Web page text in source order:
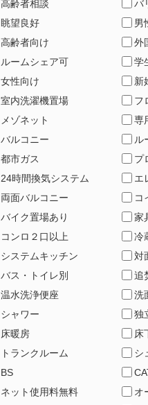
高齢者相談
バ
眺望良好
男
高齢者向け
外
ルームシェア可
学
女性向け
新
室内洗濯機置場
フ
メゾネット
専
バルコニー
ル
都市ガス
プ
24時間換気システム
エ
両面バルコニー
コ
バイク置場あり
家
コンロ２口以上
冷
システムキッチン
対
バス・トイレ別
追
温水洗浄便座
洗
シャワー
独
床暖房
床
トランクルーム
シ
BS
ネット使用料無料
オ